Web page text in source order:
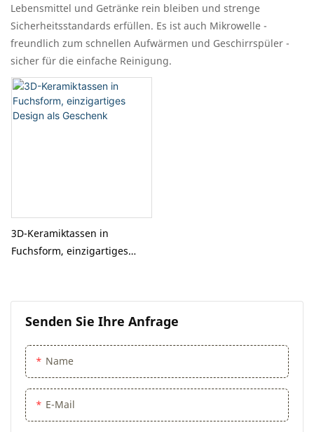
Lebensmittel und Getränke rein bleiben und strenge
Sicherheitsstandards erfüllen. Es ist auch Mikrowelle -
freundlich zum schnellen Aufwärmen und Geschirrspüler -
sicher für die einfache Reinigung.
Senden Sie Ihre Anfrage
Name
E-Mail
3D-Keramiktassen in
Fuchsform, einzigartiges